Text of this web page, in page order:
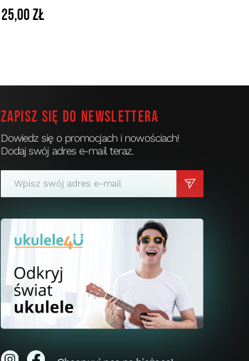
25,00 zł
Zapisz się do newslettera
Dowiedz się o promocjach i nowościach!
Dodaj swój adres e-mail teraz.